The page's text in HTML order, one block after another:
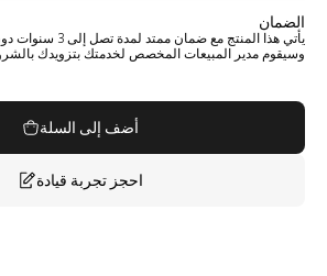
الضمان
يأتي هذا المنتج مع
وسيقوم مدير المبيعات المخصص لخدمتك بتزويدك
أضف إلى السلة
احجز تجربة قيادة